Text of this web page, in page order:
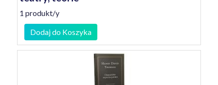
1 produkt/y
Dodaj do Koszyka